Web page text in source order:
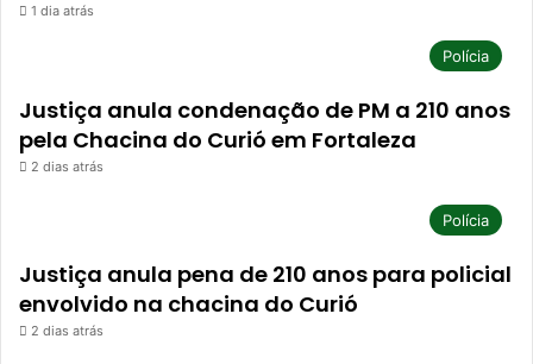
1 dia atrás
Polícia
Justiça anula condenação de PM a 210 anos
pela Chacina do Curió em Fortaleza
2 dias atrás
Polícia
Justiça anula pena de 210 anos para policial
envolvido na chacina do Curió
2 dias atrás